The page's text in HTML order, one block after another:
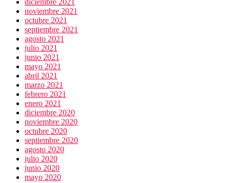
diciembre 2021
noviembre 2021
octubre 2021
septiembre 2021
agosto 2021
julio 2021
junio 2021
mayo 2021
abril 2021
marzo 2021
febrero 2021
enero 2021
diciembre 2020
noviembre 2020
octubre 2020
septiembre 2020
agosto 2020
julio 2020
junio 2020
mayo 2020